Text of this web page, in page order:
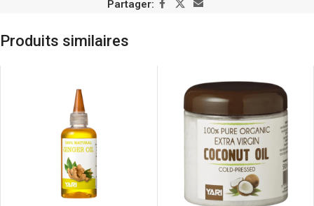
Partager:
Produits similaires